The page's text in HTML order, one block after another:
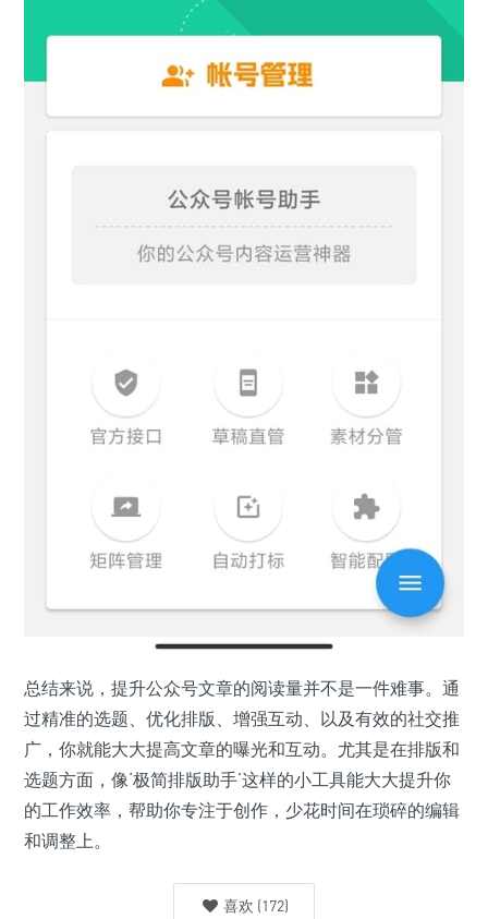
总结来说，提升公众号文章的阅读量并不是一件难事。通
过精准的选题、优化排版、增强互动、以及有效的社交推
广，你就能大大提高文章的曝光和互动。尤其是在排版和
选题方面，像‘极简排版助手’这样的小工具能大大提升你
的工作效率，帮助你专注于创作，少花时间在琐碎的编辑
和调整上。
喜欢 (172)